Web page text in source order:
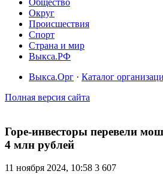
Общество
Округ
Происшествия
Спорт
Страна и мир
Выкса.РФ
Выкса.Орг · Каталог
Полная версия сайта
Горе-инвесторы перевели
4 млн рублей
11 ноября 2024, 10:58 3 607